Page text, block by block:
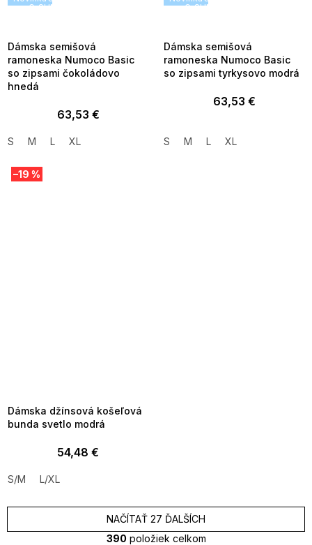
G_SUMMER35:35:EUR:P:f!2026-
Dámska semišová
ramoneska Numoco Basic
so zipsami čokoládovo
hnedá
63,53 €
S M L XL
Dámska semišová
ramoneska Numoco Basic
so zipsami tyrkysovo modrá
63,53 €
S M L XL
–19 %
Dámska džínsová košeľová
bunda svetlo modrá
54,48 €
S/M L/XL
NAČÍTAŤ 27 ĎALŠÍCH
390 položiek celkom